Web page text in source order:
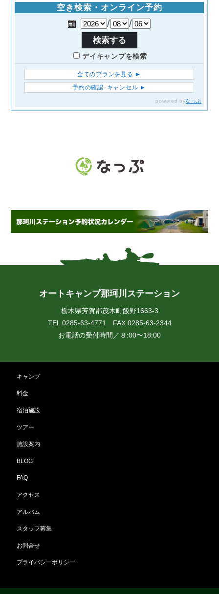
オートキャンプ那珂川ステーション
栃木県芳賀郡茂木町飯野1663-3
TEL 0285-63-4771 FAX 0285-63-2344
お電話の受付時間／８:00〜18:00
キャンプ
料金
宿泊施設
ツアー
施設案内
BLOG
FAQ
アクセス
アルバム
スタッフ募集
お問合せ
プライバシーポリシー